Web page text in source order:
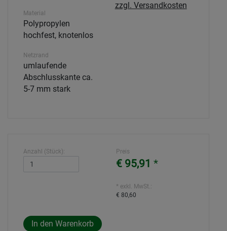
Material
Polypropylen
hochfest, knotenlos
Netzrand
umlaufende
Abschlusskante ca.
5-7 mm stark
zzgl. Versandkosten
Anzahl (Stück): Preis
€ 95,91 *
* exkl. MwSt.:
€ 80,60